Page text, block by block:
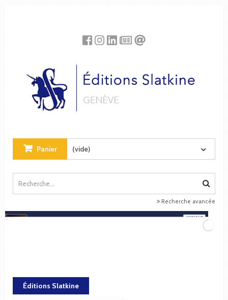
Panier (vide)
Recherche avancée
Éditions Slatkine